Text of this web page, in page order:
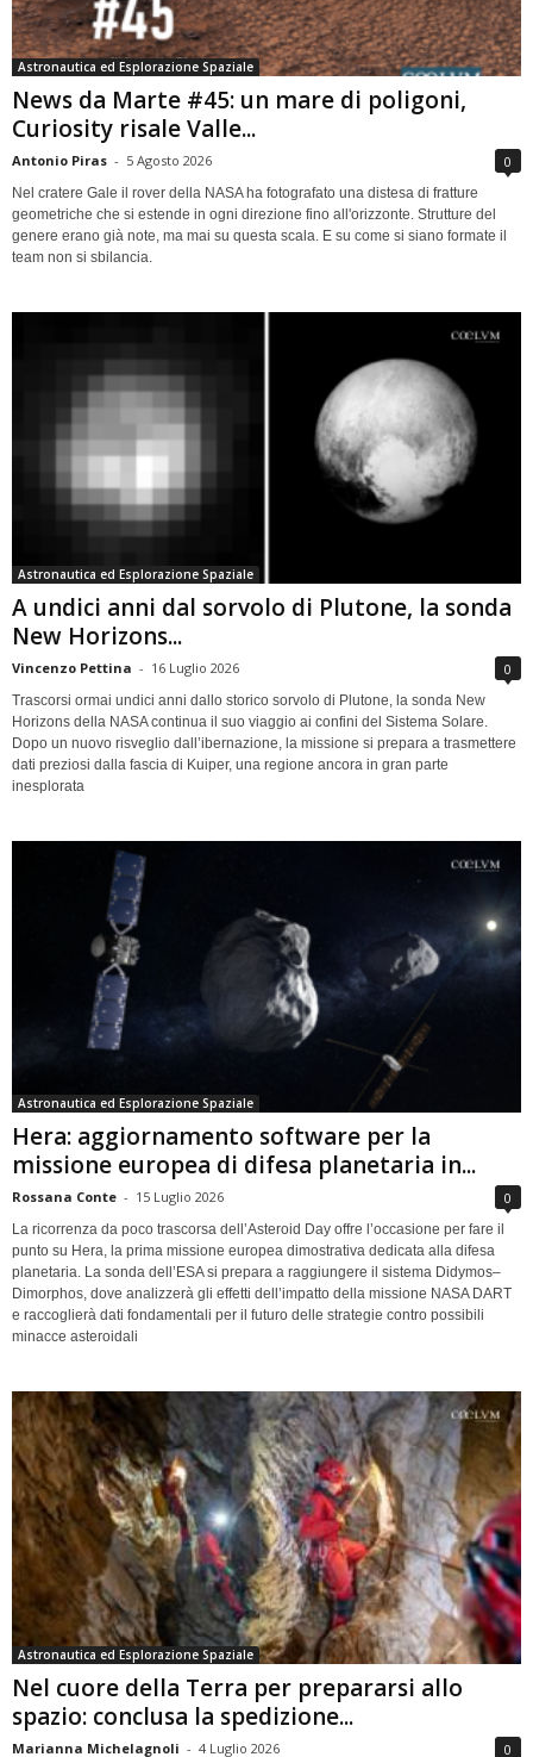
Astronautica ed Esplorazione Spaziale
News da Marte #45: un mare di poligoni,
Curiosity risale Valle...
Antonio Piras - 5 Agosto 2026 0
Nel cratere Gale il rover della NASA ha fotografato una distesa di fratture
geometriche che si estende in ogni direzione fino all'orizzonte. Strutture del
genere erano già note, ma mai su questa scala. E su come si siano formate il
team non si sbilancia.
Astronautica ed Esplorazione Spaziale
A undici anni dal sorvolo di Plutone, la sonda
New Horizons...
Vincenzo Pettina - 16 Luglio 2026 0
Trascorsi ormai undici anni dallo storico sorvolo di Plutone, la sonda New
Horizons della NASA continua il suo viaggio ai confini del Sistema Solare.
Dopo un nuovo risveglio dall’ibernazione, la missione si prepara a trasmettere
dati preziosi dalla fascia di Kuiper, una regione ancora in gran parte
inesplorata
Astronautica ed Esplorazione Spaziale
Hera: aggiornamento software per la
missione europea di difesa planetaria in...
Rossana Conte - 15 Luglio 2026 0
La ricorrenza da poco trascorsa dell’Asteroid Day offre l’occasione per fare il
punto su Hera, la prima missione europea dimostrativa dedicata alla difesa
planetaria. La sonda dell’ESA si prepara a raggiungere il sistema Didymos–
Dimorphos, dove analizzerà gli effetti dell’impatto della missione NASA DART
e raccoglierà dati fondamentali per il futuro delle strategie contro possibili
minacce asteroidali
Astronautica ed Esplorazione Spaziale
Nel cuore della Terra per prepararsi allo
spazio: conclusa la spedizione...
Marianna Michelagnoli - 4 Luglio 2026 0